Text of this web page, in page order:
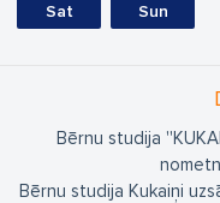
Sat Sun
Bērnu studija
Bērnu studija Kukaiņi